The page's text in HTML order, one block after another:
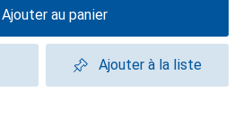
Ajouter au panier
Ajouter à la liste